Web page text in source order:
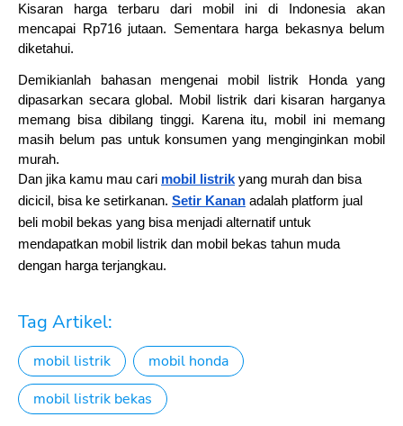
Kisaran harga terbaru dari mobil ini di Indonesia akan
mencapai Rp716 jutaan. Sementara harga bekasnya belum
diketahui.
Demikianlah bahasan mengenai mobil listrik Honda yang
dipasarkan secara global. Mobil listrik dari kisaran harganya
memang bisa dibilang tinggi. Karena itu, mobil ini memang
masih belum pas untuk konsumen yang menginginkan mobil
murah.
Dan jika kamu mau cari mobil listrik yang murah dan bisa
dicicil, bisa ke setirkanan. Setir Kanan adalah platform jual
beli mobil bekas yang bisa menjadi alternatif untuk
mendapatkan mobil listrik dan mobil bekas tahun muda
dengan harga terjangkau.
Tag Artikel:
mobil listrik
mobil honda
mobil listrik bekas